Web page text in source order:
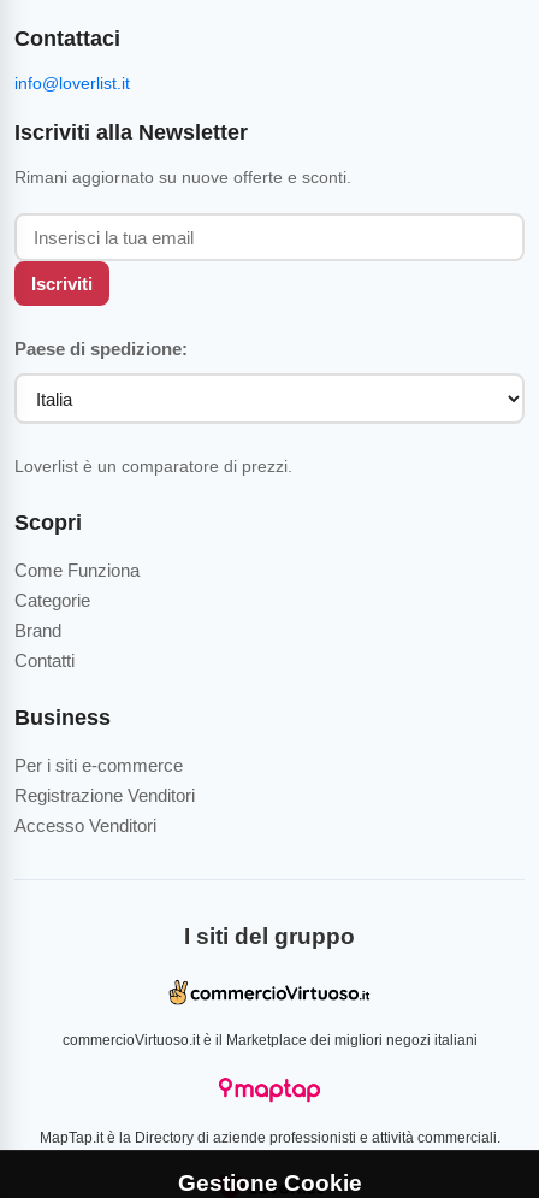
Scopri
Come Funziona
Categorie
Brand
Contatti
Business
Per i siti e-commerce
Registrazione Venditori
Accesso Venditori
Contattaci
info@loverlist.it
Iscriviti alla Newsletter
Rimani aggiornato su nuove offerte e sconti.
Iscriviti
Paese di spedizione:
Loverlist è un comparatore di prezzi.
I siti del gruppo
commercioVirtuoso.it è il Marketplace dei migliori negozi italiani
MapTap.it è la Directory di aziende professionisti e attività commerciali.
Gestione Cookie